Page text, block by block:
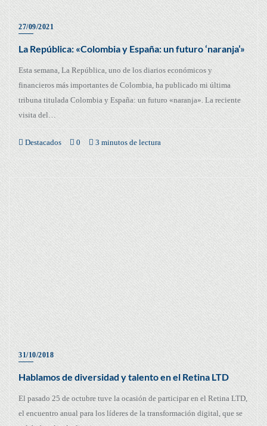
27/09/2021
La República: «Colombia y España: un futuro ‘naranja’»
Esta semana, La República, uno de los diarios económicos y
financieros más importantes de Colombia, ha publicado mi última
tribuna titulada Colombia y España: un futuro «naranja». La reciente
visita del…
Destacados 0 3 minutos de lectura
31/10/2018
Hablamos de diversidad y talento en el Retina LTD
El pasado 25 de octubre tuve la ocasión de participar en el Retina LTD,
el encuentro anual para los líderes de la transformación digital, que se